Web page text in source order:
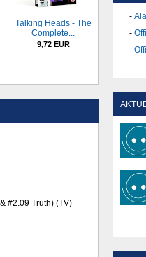
Talking Heads - The
Complete...
9,72 EUR
#2.09 Truth) (TV)